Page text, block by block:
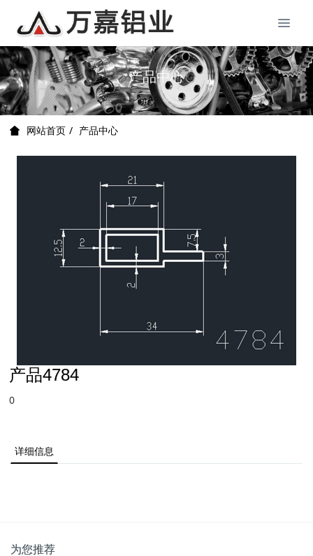
产品中心
网站首页 产品中心
产品4784
0
详细信息
为您推荐